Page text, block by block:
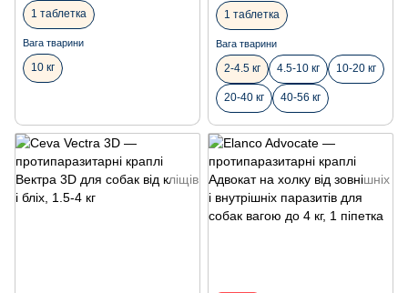
1 таблетка
Вага тварини
10 кг
1 таблетка
Вага тварини
2-4.5 кг 4.5-10 кг 10-20 кг
20-40 кг 40-56 кг